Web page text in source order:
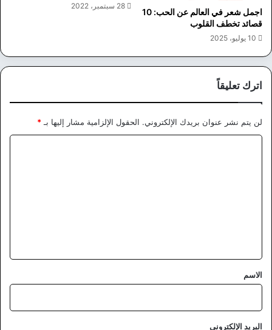
اجمل شعر في العالم عن الحب: 10
قصائد تخطف القلوب
10 يوليو، 2025
28 سبتمبر، 2022
اترك تعليقاً
لن يتم نشر عنوان بريدك الإلكتروني. الحقول الإلزامية مشار إليها بـ *
*
الاسم
البريد الإلكتروني